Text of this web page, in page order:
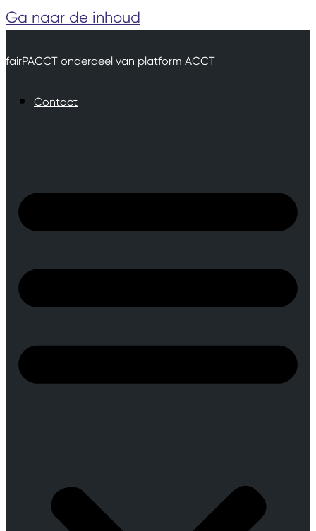
Ga naar de inhoud
fairPACCT onderdeel van platform ACCT
Contact